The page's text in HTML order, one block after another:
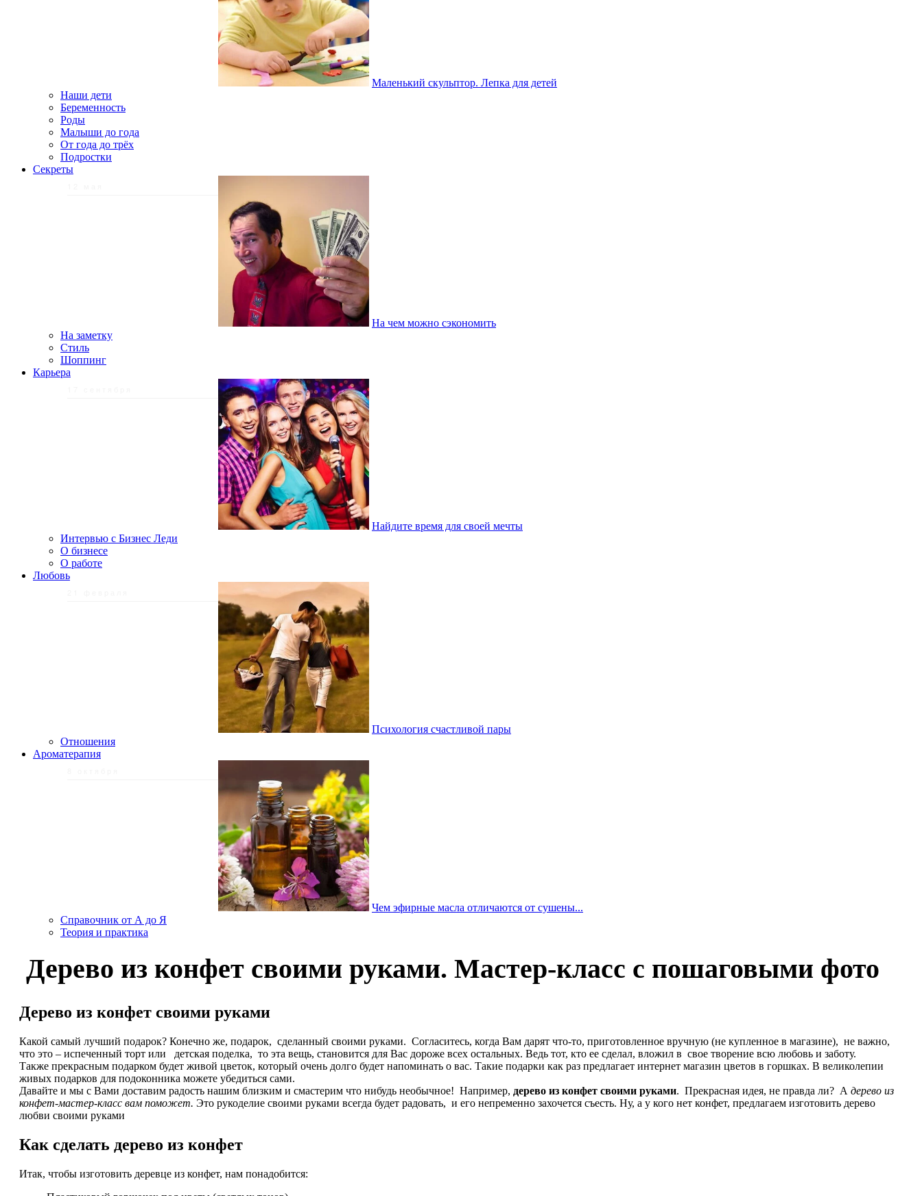
Маленький скульптор. Лепка для детей
Наши дети
Беременность
Роды
Малыши до года
От года до трёх
Подростки
Секреты
На чем можно сэкономить
На заметку
Стиль
Шоппинг
Карьера
Найдите время для своей мечты
Интервью с Бизнес Леди
О бизнесе
О работе
Любовь
Психология счастливой пары
Отношения
Ароматерапия
Чем эфирные масла отличаются от сушены...
Справочник от А до Я
Теория и практика
Дерево из конфет своими руками. Мастер-класс с пошаговыми фото
Дерево из конфет своими руками
Какой самый лучший подарок? Конечно же, подарок, сделанный своими руками. Согласитесь, когда Вам дарят что-то, приготовленное вручную (не купленное в магазине), не важно,
что это – испеченный торт или детская поделка, то эта вещь, становится для Вас дороже всех остальных. Ведь тот, кто ее сделал, вложил в свое творение всю любовь и заботу.
Также прекрасным подарком будет живой цветок, который очень долго будет напоминать о вас. Такие подарки как раз предлагает интернет магазин цветов в горшках. В великолепии
живых подарков для подоконника можете убедиться сами.
Давайте и мы с Вами доставим радость нашим близким и смастерим что нибудь необычное! Например, дерево из конфет своими руками. Прекрасная идея, не правда ли? А дерево из
конфет-мастер-класс вам поможет. Это рукоделие своими руками всегда будет радовать, и его непременно захочется съесть. Ну, а у кого нет конфет, предлагаем изготовить дерево
любви своими руками
Как сделать дерево из конфет
Итак, чтобы изготовить деревце из конфет, нам понадобится: